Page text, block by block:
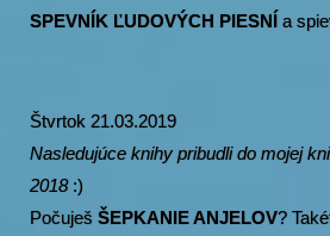
SPEVNÍK ĽUDOVÝCH PIESNÍ a
Štvrtok 21.03.2019
Nasledujúce knihy pribudli do mojej
2018 :)
Počuješ ŠEPKANIE ANJELOV?